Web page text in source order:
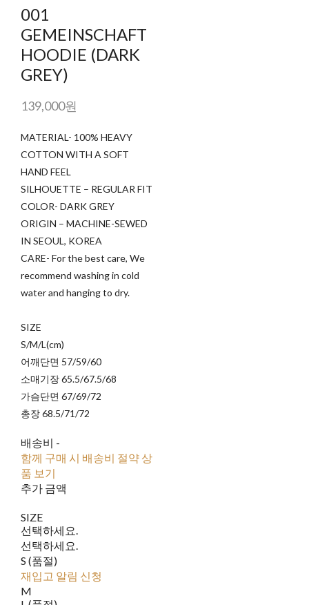
001
GEMEINSCHAFT
HOODIE (DARK
GREY)
139,000원
MATERIAL- 100% HEAVY
COTTON WITH A SOFT
HAND FEEL
SILHOUETTE – REGULAR FIT
COLOR- DARK GREY
ORIGIN – MACHINE-SEWED
IN SEOUL, KOREA
CARE- For the best care, We
recommend washing in cold
water and hanging to dry.
SIZE
S/M/L(cm)
어깨단면 57/59/60
소매기장 65.5/67.5/68
가슴단면 67/69/72
총장 68.5/71/72
배송비 -
함께 구매 시 배송비 절약 상
품 보기
추가 금액
SIZE
선택하세요.
선택하세요.
S (품절)
재입고 알림 신청
M